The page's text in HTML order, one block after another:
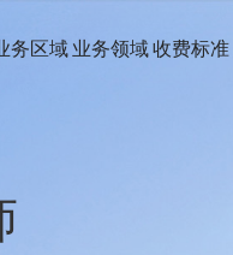
务区域 业务领域收费标准